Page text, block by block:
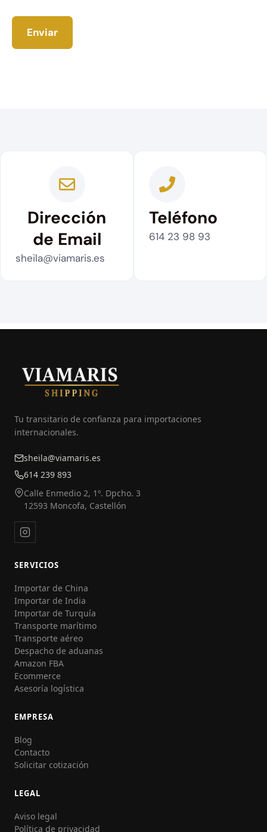
Enviar
Dirección
de Email
sheila@viamaris.es
Teléfono
614 23 98 93
Tu transitario de confianza para importaciones
internacionales.
sheila@viamaris.es
614 239 893
Calle Enmedio 2, 1º. Dpcho. 3
12593 Moncofa, Castellón
SERVICIOS
Importar de China
Importar de India
Importar de Turquía
Transporte marítimo
Transporte aéreo
Despacho de aduanas
Amazon FBA
Ecommerce
Asesoría logística
EMPRESA
Blog
Contacto
Solicitar cotización
LEGAL
Aviso legal
Política de privacidad